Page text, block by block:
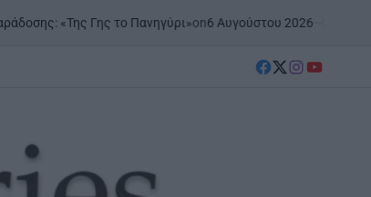
Γης το Πανηγύρι»on6 Αυγούστου 2026 Posted by
facebook
Twitter
instagram
YouTube